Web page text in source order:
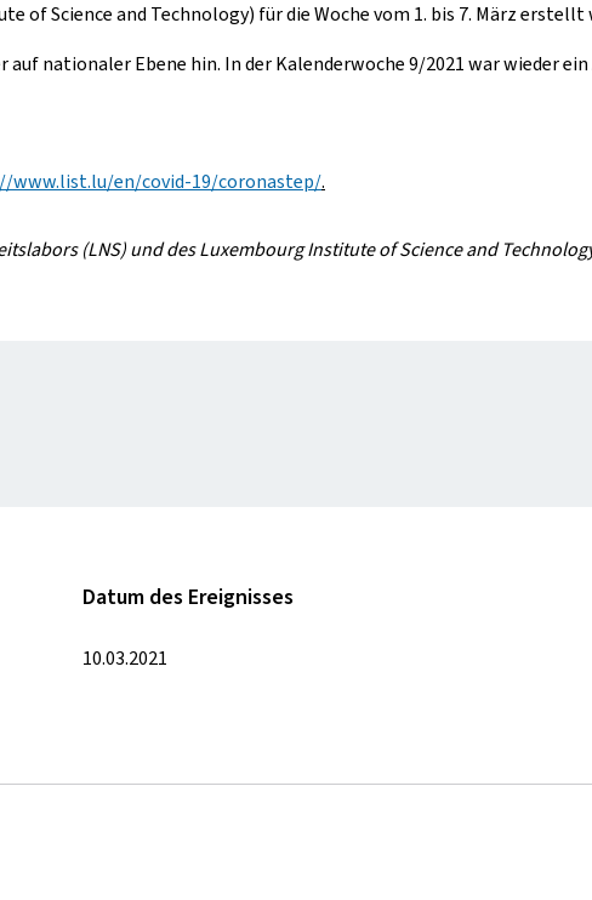
of Science and Technology) für die Woche vom 1. bis 7. März
nationaler Ebene hin. In der Kalenderwoche 9/2021 war wieder
www.list.lu/en/covid-19/coronastep/.
(LNS) und des Luxembourg Institute of Science and
Datum des Ereignisses
10.03.2021